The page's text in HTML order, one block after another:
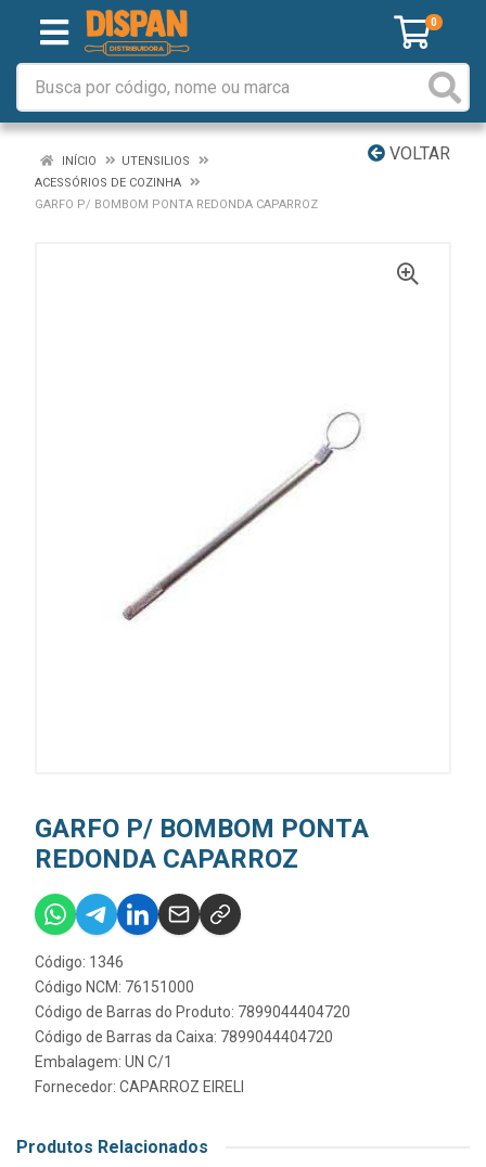
0
VOLTAR
INÍCIO
UTENSILIOS
ACESSÓRIOS DE COZINHA
GARFO P/ BOMBOM PONTA REDONDA CAPARROZ
GARFO P/ BOMBOM PONTA
REDONDA CAPARROZ
Código: 1346
Código NCM: 76151000
Código de Barras do Produto: 7899044404720
Código de Barras da Caixa: 7899044404720
Embalagem: UN C/1
Fornecedor: CAPARROZ EIRELI
Produtos Relacionados